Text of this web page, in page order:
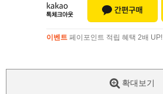
이벤트 페이포인트 적립 혜택 2배 UP!
확대보기